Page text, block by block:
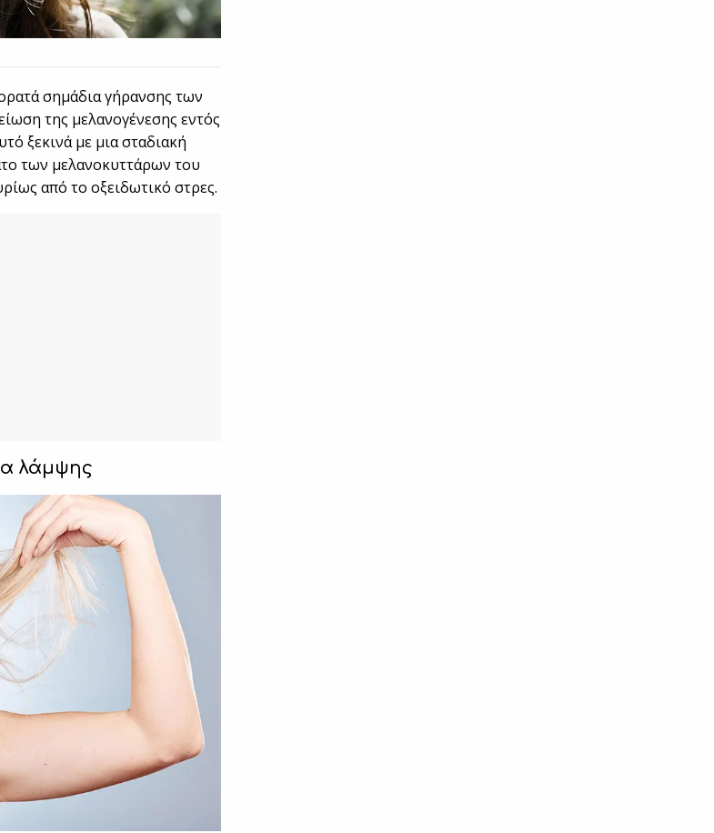
σημάδια γήρανσης των
της μελανογένεσης εντός
ξεκινά με μια σταδιακή
των μελανοκυττάρων του
από το οξειδωτικό στρες.
λάμψης